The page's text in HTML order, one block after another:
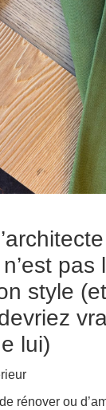
pas
style
lui)
rénover ou